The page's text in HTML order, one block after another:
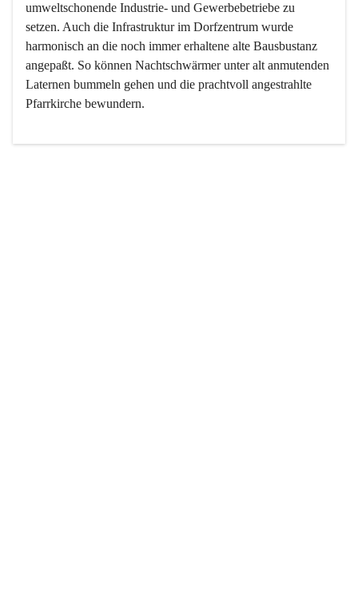
umweltschonende Industrie- und Gewerbebetriebe zu
setzen. Auch die Infrastruktur im Dorfzentrum wurde
harmonisch an die noch immer erhaltene alte Bausbustanz
angepaßt. So können Nachtschwärmer unter alt anmutenden
Laternen bummeln gehen und die prachtvoll angestrahlte
Pfarrkirche bewundern.
Der Weinbau dominert heute nicht mehr, ist aber integrativer